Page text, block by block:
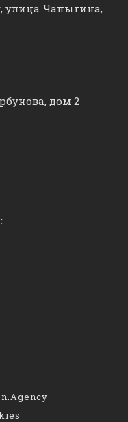
улица Чапыгина,
дом 2